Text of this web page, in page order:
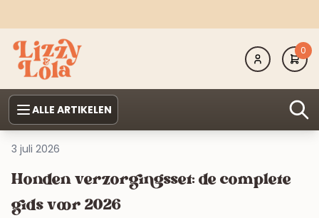
0
ALLE ARTIKELEN
3 juli 2026
Honden verzorgingsset: de complete
gids voor 2026